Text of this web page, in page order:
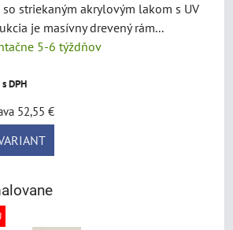
striekaným akrylovým lakom s UV
je masívny drevený rám...
5-6 týždňov
s DPH
52,55 €